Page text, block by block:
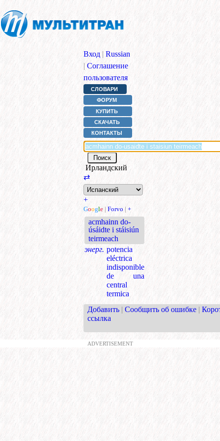
Вход | Russian
| Соглашение
пользователя
СЛОВАРИ
ФОРУМ
КУПИТЬ
СКАЧАТЬ
КОНТАКТЫ
Ирландский
⇄
+
Google | Forvo | +
acmhainn do-
úsáidte i stáisiún
teirmeach
энерг. potencia
eléctrica
indisponible
de una
central
termica
Добавить | Сообщить об ошибке |
ссылка
ADVERTISEMENT